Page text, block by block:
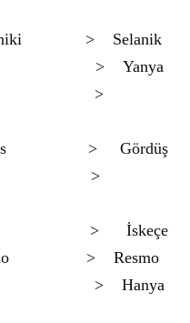
> Selanik
> Yanya
– >
> Gördüş
>
> İskeçe
> Resmo
Hanya